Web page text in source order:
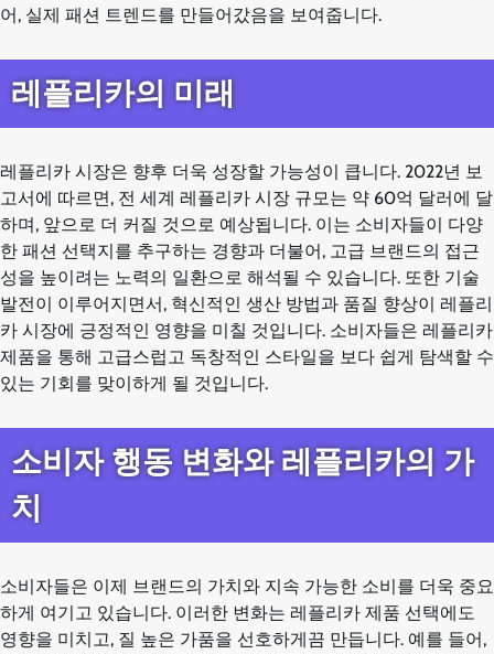
어, 실제 패션 트렌드를 만들어갔음을 보여줍니다.
레플리카의 미래
레플리카 시장은 향후 더욱 성장할 가능성이 큽니다. 2022년 보
고서에 따르면, 전 세계 레플리카 시장 규모는 약 60억 달러에 달
하며, 앞으로 더 커질 것으로 예상됩니다. 이는 소비자들이 다양
한 패션 선택지를 추구하는 경향과 더불어, 고급 브랜드의 접근
성을 높이려는 노력의 일환으로 해석될 수 있습니다. 또한 기술
발전이 이루어지면서, 혁신적인 생산 방법과 품질 향상이 레플리
카 시장에 긍정적인 영향을 미칠 것입니다. 소비자들은 레플리카
제품을 통해 고급스럽고 독창적인 스타일을 보다 쉽게 탐색할 수
있는 기회를 맞이하게 될 것입니다.
소비자 행동 변화와 레플리카의 가
치
소비자들은 이제 브랜드의 가치와 지속 가능한 소비를 더욱 중요
하게 여기고 있습니다. 이러한 변화는 레플리카 제품 선택에도
영향을 미치고, 질 높은 가품을 선호하게끔 만듭니다. 예를 들어,